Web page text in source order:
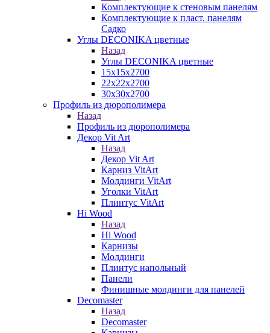
Комплектующие к стеновым панелям
Комплектующие к пласт. панелям
Садко
Углы DECONIKA цветные
Назад
Углы DECONIKA цветные
15х15х2700
22х22х2700
30х30х2700
Профиль из дюрополимера
Назад
Профиль из дюрополимера
Декор Vit Art
Назад
Декор Vit Art
Карниз VitArt
Молдинги VitArt
Уголки VitArt
Плинтус VitArt
Hi Wood
Назад
Hi Wood
Карнизы
Молдинги
Плинтус напольный
Панели
Финишные молдинги для панелей
Decomaster
Назад
Decomaster